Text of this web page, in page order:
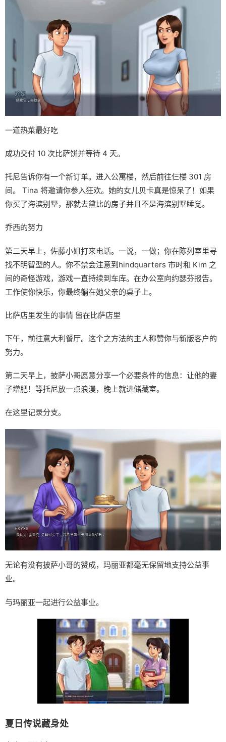
一道热菜最好吃
成功交付 10 次比萨饼并等待 4 天。
托尼告诉你有一个新订单。进入公寓楼，然后前往仨楼 301 房
间。 Tina 将邀请你参入狂欢。她的女儿贝卡真是惊呆了！如果
你买了海滨别墅，那就去黛比的房子并且不是海滨别墅睡觉。
乔西的努力
第二天早上，佐藤小姐打来电话。一说，一做；你在陈列室里寻
找不明智型的人。你不禁会注意到hindquarters 市时和 Kim 之
间的奇怪游戏，游戏一直持续到车库。在办公室向约瑟芬报告。
工作使你快乐，你最终躺在她父亲的桌子上。
比萨店里发生的事情 留在比萨店里
下午，前往意大利餐厅。这个之方法的主人称赞你与新版客户的
努力。
第二天早上，披萨小哥愿意分享一个必要条件的信息：让他的妻
子增肥！等托尼放一点浪漫，晚上就进储藏室。
在这里记录分支。
无论有没有披萨小哥的赞成，玛丽亚都毫无保留地支持公益事
业。
与玛丽亚一起进行公益事业。
夏日传说藏身处